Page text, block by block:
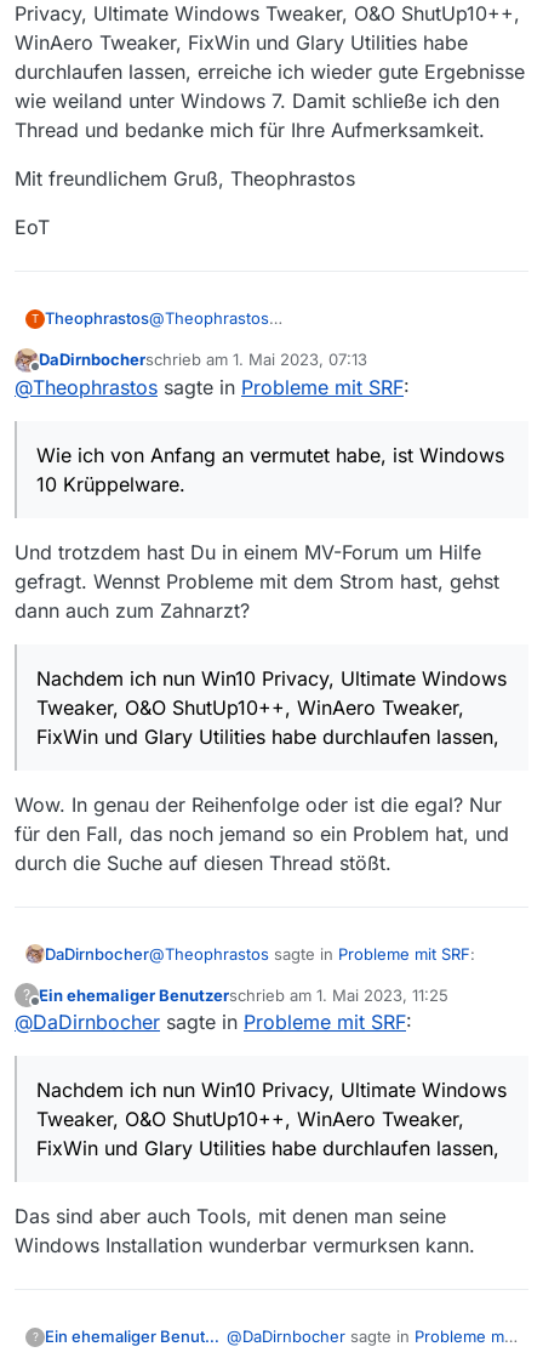
Privacy, Ultimate Windows Tweaker, O&O ShutUp10++,
WinAero Tweaker, FixWin und Glary Utilities habe
durchlaufen lassen, erreiche ich wieder gute Ergebnisse
wie weiland unter Windows 7. Damit schließe ich den
Thread und bedanke mich für Ihre Aufmerksamkeit.
Mit freundlichem Gruß, Theophrastos
EoT
T Theophrastos@Theophrastos
Guten Tag,
begründet, daß ich zum einen depublizierte
Filme vom SRF heruntergeladen und zum
vermutet habe, ist Windows 10 Krüppelware.
Nachdem ich nun Win10 Privacy, Ultimate
Windows Tweaker, O&O ShutUp10++, WinAero
Tweaker, FixWin und Glary Utilities habe
schließe ich den Thread und bedanke mich für
Ihre Aufmerksamkeit.
Mit freundlichem Gruß, Theophrastos
Offline
DaDirnbocherschrieb am 1. Mai 2023, 07:13
zuletzt editiert von
@Theophrastos sagte in Probleme mit SRF:
Wie ich von Anfang an vermutet habe, ist Windows
10 Krüppelware.
Und trotzdem hast Du in einem MV-Forum um Hilfe
gefragt. Wennst Probleme mit dem Strom hast, gehst
dann auch zum Zahnarzt?
Nachdem ich nun Win10 Privacy, Ultimate Windows
Tweaker, O&O ShutUp10++, WinAero Tweaker,
FixWin und Glary Utilities habe durchlaufen lassen,
Wow. In genau der Reihenfolge oder ist die egal? Nur
für den Fall, das noch jemand so ein Problem hat, und
durch die Suche auf diesen Thread stößt.
DaDirnbocher@Theophrastos sagte in Probleme mit SRF:
Wie ich von Anfang an vermutet habe, ist
Hilfe gefragt. Wennst Probleme mit dem Strom
hast, gehst dann auch zum Zahnarzt?
Nachdem ich nun Win10 Privacy, Ultimate
Windows Tweaker, O&O ShutUp10++,
Problem hat, und durch die Suche auf diesen
Thread stößt.
?
Offline
Ein ehemaliger Benutzerschrieb am 1. Mai 2023, 11:25
zuletzt editiert von
@DaDirnbocher sagte in Probleme mit SRF:
Nachdem ich nun Win10 Privacy, Ultimate Windows
Tweaker, O&O ShutUp10++, WinAero Tweaker,
FixWin und Glary Utilities habe durchlaufen lassen,
Das sind aber auch Tools, mit denen man seine
Windows Installation wunderbar vermurksen kann.
? Ein ehemaliger Benutzer @DaDirnbocher sagte in Probleme mit